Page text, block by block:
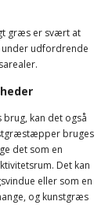
græs er svært at
under udfordrende
kan det også
bruges
det som en
Det kan
eller som en
og kunstgræs